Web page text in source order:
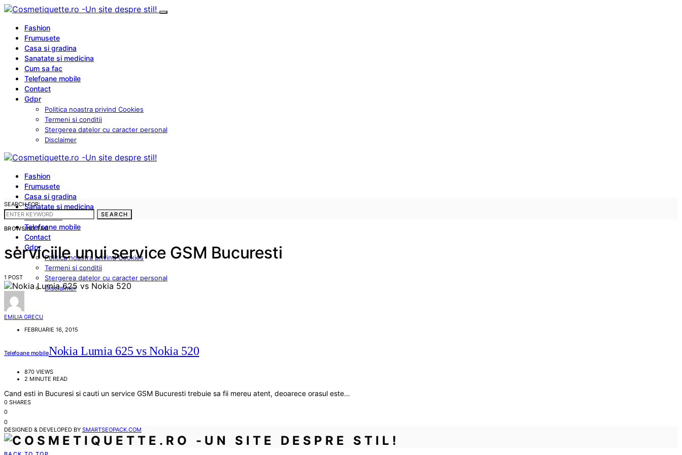
Fashion
Frumusete
Casa si gradina
Sanatate si medicina
Cum sa fac
Telefoane mobile
Contact
Gdpr
Politica noastra privind Cookies
Termeni si conditii
Stergerea datelor cu caracter personal
Disclaimer
Fashion
Frumusete
Casa si gradina
Sanatate si medicina
Cum sa fac
Telefoane mobile
Contact
Gdpr
Politica noastra privind Cookies
Termeni si conditii
Stergerea datelor cu caracter personal
Disclaimer
SEARCH FOR:
SEARCH
BROWSING TAG
serviciile unui service GSM Bucuresti
1 POST
EMILIA GRECU
FEBRUARIE 16, 2015
Telefoane mobileNokia Lumia 625 vs Nokia 520
870 VIEWS
2 MINUTE READ
Cand esti in Bucuresi si cauti un service GSM Bucuresti trebuie sa fii mereu atent, deoarece orasul este…
0 SHARES
0
0
DESIGNED & DEVELOPED BY SMARTSEOPACK.COM